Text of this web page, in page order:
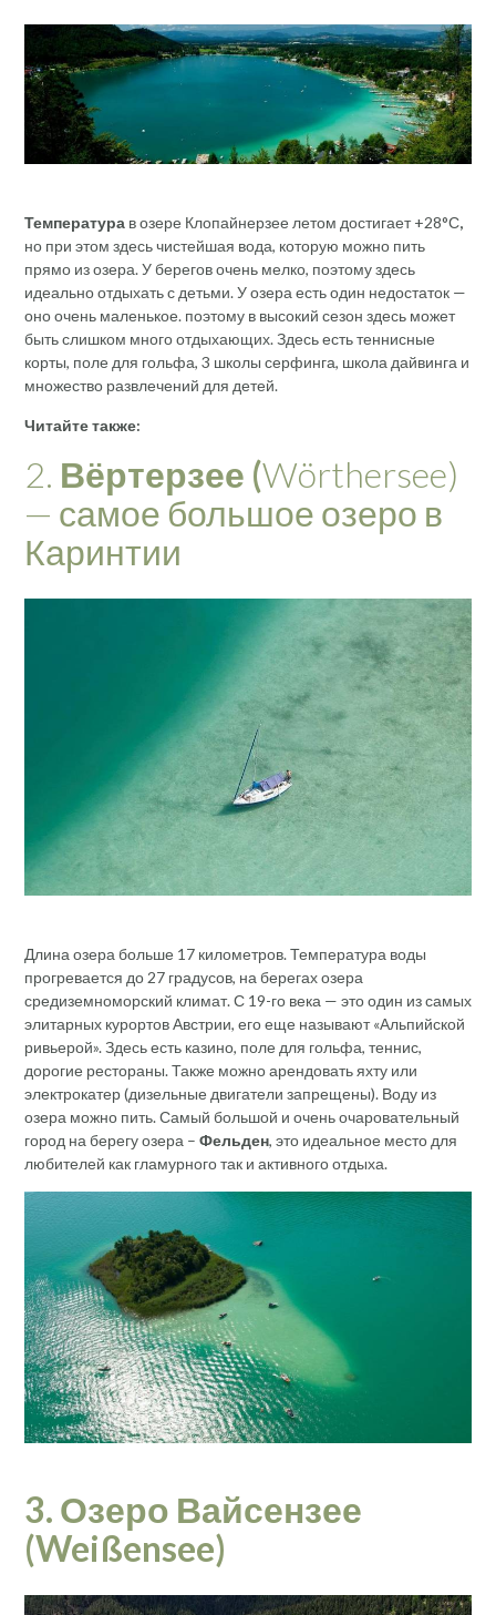
Температура в озере Клопайнерзее летом достигает +28°С,
но при этом здесь чистейшая вода, которую можно пить
прямо из озера. У берегов очень мелко, поэтому здесь
идеально отдыхать с детьми. У озера есть один недостаток —
оно очень маленькое. поэтому в высокий сезон здесь может
быть слишком много отдыхающих. Здесь есть теннисные
корты, поле для гольфа, 3 школы серфинга, школа дайвинга и
множество развлечений для детей.
Читайте также:
2. Вёртерзее (Wörthersee)
— самое большое озеро в
Каринтии
Длина озера больше 17 километров. Температура воды
прогревается до 27 градусов, на берегах озера
средиземноморский климат. С 19-го века — это один из самых
элитарных курортов Австрии, его еще называют «Альпийской
ривьерой». Здесь есть казино, поле для гольфа, теннис,
дорогие рестораны. Также можно арендовать яхту или
электрокатер (дизельные двигатели запрещены). Воду из
озера можно пить. Самый большой и очень очаровательный
город на берегу озера – Фельден, это идеальное место для
любителей как гламурного так и активного отдыха.
3. Озеро Вайсензее
(Weißensee)